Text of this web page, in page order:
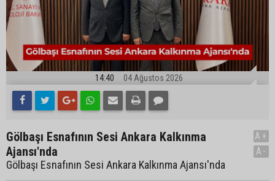
14:40 04 Ağustos 2026
Gölbaşı Esnafının Sesi Ankara Kalkınma
Ajansı'nda
Gölbaşı Esnafının Sesi Ankara Kalkınma Ajansı'nda
A+
A-